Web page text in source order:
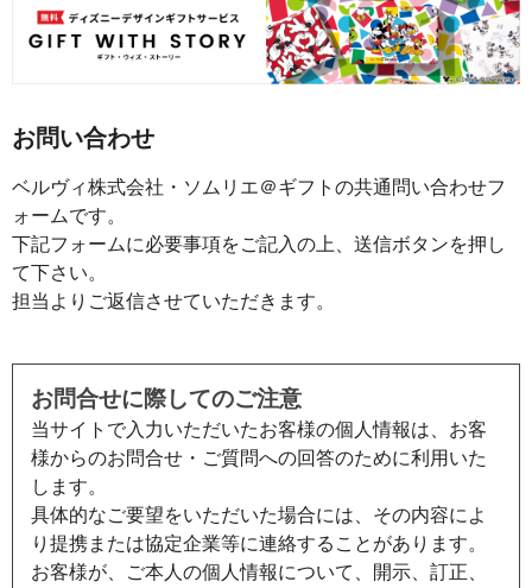
お問い合わせ
ベルヴィ株式会社・ソムリエ＠ギフトの共通問い合わせフ
ォームです。
下記フォームに必要事項をご記入の上、送信ボタンを押し
て下さい。
担当よりご返信させていただきます。
お問合せに際してのご注意
当サイトで入力いただいたお客様の個人情報は、お客
様からのお問合せ・ご質問への回答のために利用いた
します。
具体的なご要望をいただいた場合には、その内容によ
り提携または協定企業等に連絡することがあります。
お客様が、ご本人の個人情報について、開示、訂正、